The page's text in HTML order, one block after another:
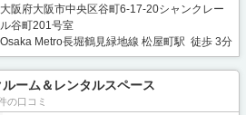
大阪府大阪市中央区谷町6-17-20シャンクレー
ル谷町201号室
Osaka Metro長堀鶴見緑地線 松屋町駅 徒歩 3分
ーム＆レンタルスペース
の口コミ